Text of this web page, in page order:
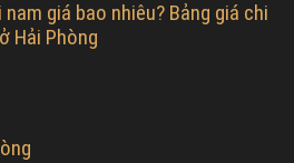
giá bao nhiêu? Bảng giá chi
Hải Phòng